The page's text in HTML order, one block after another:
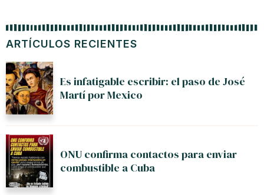
ARTÍCULOS RECIENTES
Es infatigable escribir: el paso de José
Martí por Mexico
ONU confirma contactos para enviar
combustible a Cuba